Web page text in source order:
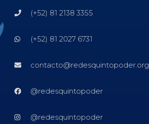
(+52) 81 2138 3355
(+52) 81 2027 6731
contacto@redesquintopoder.org
@redesquintopoder
@redesquintopoder